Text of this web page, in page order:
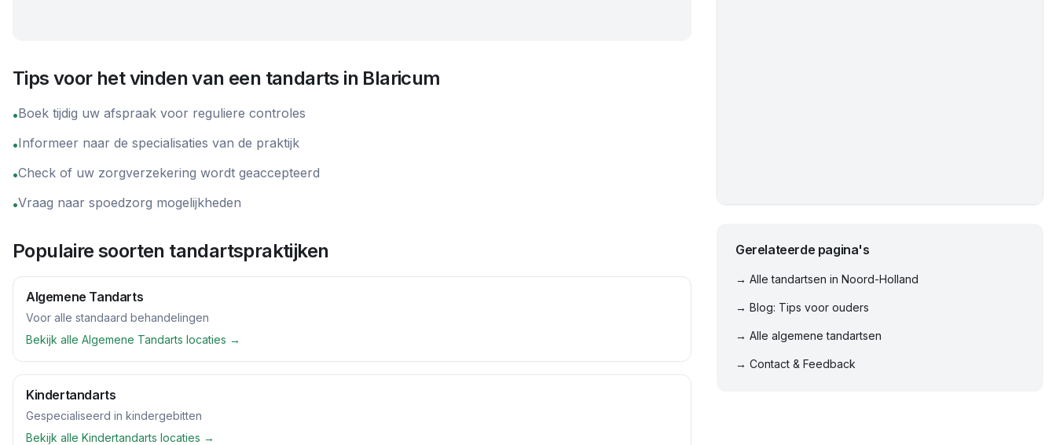
Tips voor het vinden van een tandarts in Blaricum
•Boek tijdig uw afspraak voor reguliere controles
•Informeer naar de specialisaties van de praktijk
•Check of uw zorgverzekering wordt geaccepteerd
•Vraag naar spoedzorg mogelijkheden
Populaire soorten tandartspraktijken
Algemene Tandarts
Voor alle standaard behandelingen
Bekijk alle Algemene Tandarts locaties →
Kindertandarts
Gespecialiseerd in kindergebitten
Bekijk alle Kindertandarts locaties →
Gerelateerde pagina's
→ Alle tandartsen in Noord-Holland
→ Blog: Tips voor ouders
→ Alle algemene tandartsen
→ Contact & Feedback